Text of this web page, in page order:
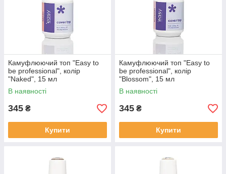
Камуфлюючий топ "Easy to
be professional", колір
"Naked", 15 мл
В наявності
345 ₴
Купити
Камуфлюючий топ "Easy to
be professional", колір
"Blossom", 15 мл
В наявності
345 ₴
Купити